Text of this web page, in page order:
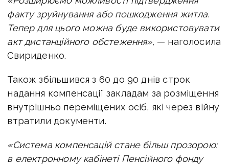
факту зруйнування або пошкодження житла.
Тепер для цього можна буде використовувати
акт дистанційного обстеження», — наголосила
Свириденко.
Також збільшився з 60 до 90 днів строк
надання компенсації закладам за розміщення
внутрішньо переміщених осіб, які через війну
втратили документи.
«Система компенсацій стане більш прозорою:
в електронному кабінеті Пенсійного фонду